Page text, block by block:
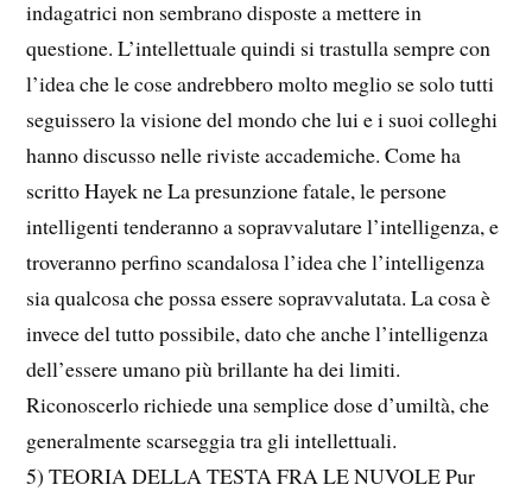
indagatrici non sembrano disposte a mettere in
questione. L’intellettuale quindi si trastulla sempre con
l’idea che le cose andrebbero molto meglio se solo tutti
seguissero la visione del mondo che lui e i suoi colleghi
hanno discusso nelle riviste accademiche. Come ha
scritto Hayek ne La presunzione fatale, le persone
intelligenti tenderanno a sopravvalutare l’intelligenza, e
troveranno perfino scandalosa l’idea che l’intelligenza
sia qualcosa che possa essere sopravvalutata. La cosa è
invece del tutto possibile, dato che anche l’intelligenza
dell’essere umano più brillante ha dei limiti.
Riconoscerlo richiede una semplice dose d’umiltà, che
generalmente scarseggia tra gli intellettuali.
5) TEORIA DELLA TESTA FRA LE NUVOLE Pur